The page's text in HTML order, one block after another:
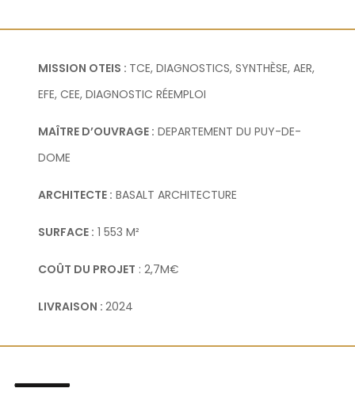
MISSION OTEIS : TCE, DIAGNOSTICS, SYNTHÈSE, AER,
EFE, CEE, DIAGNOSTIC RÉEMPLOI
MAÎTRE D’OUVRAGE : DEPARTEMENT DU PUY-DE-
DOME
ARCHITECTE : BASALT ARCHITECTURE
SURFACE : 1 553 M²
COÛT DU PROJET : 2,7M€
LIVRAISON : 2024